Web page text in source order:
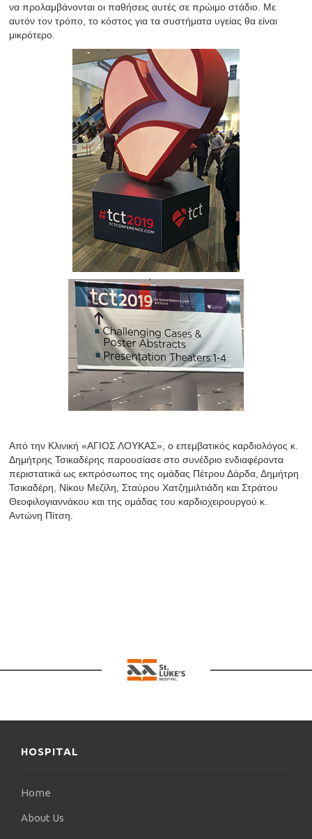
να προλαμβάνονται οι παθήσεις αυτές σε πρώιμο στάδιο. Με
αυτόν τον τρόπο, το κόστος για τα συστήματα υγείας θα είναι
μικρότερο.
Από την Κλινική «ΑΓΙΟΣ ΛΟΥΚΑΣ», ο επεμβατικός καρδιολόγος κ.
Δημήτρης Τσικαδέρης παρουσίασε στο συνέδριο ενδιαφέροντα
περιστατικά ως εκπρόσωπος της ομάδας Πέτρου Δάρδα, Δημήτρη
Τσικαδέρη, Νίκου Μεζίλη, Σταύρου Χατζημιλτιάδη και Στράτου
Θεοφιλογιαννάκου και της ομάδας του καρδιοχειρουργού κ.
Αντώνη Πίτση.
HOSPITAL
Home
About Us